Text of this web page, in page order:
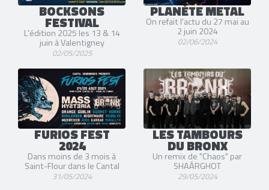
BOCKSONS
FESTIVAL
L'édition 2025 les 13 & 14
juin à Valentigney
02/05/2025
PLANÈTE METAL
On refait l'actu du 27 mai au
2 juin 2024
02/06/2024
FURIOS FEST
2024
Dans moins de 3 mois à
Saint-Flour dans le Cantal
31/05/2024
LES TAMBOURS
DU BRONX
Un remix de "Chaos" par
SHAÂRGHOT
29/05/2024